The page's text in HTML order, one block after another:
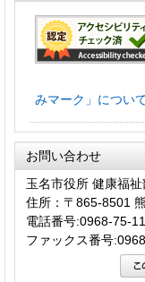
みマーク」につい
お問い合わせ
玉名市役所 健康福
住所：〒865-8501
電話番号:0968-75-
ファックス番号